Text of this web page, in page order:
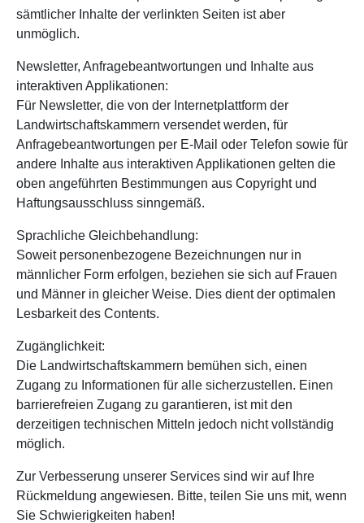
sämtlicher Inhalte der verlinkten Seiten ist aber
unmöglich.
Newsletter, Anfragebeantwortungen und Inhalte aus
interaktiven Applikationen:
Für Newsletter, die von der Internetplattform der
Landwirtschaftskammern versendet werden, für
Anfragebeantwortungen per E-Mail oder Telefon sowie für
andere Inhalte aus interaktiven Applikationen gelten die
oben angeführten Bestimmungen aus Copyright und
Haftungsausschluss sinngemäß.
Sprachliche Gleichbehandlung:
Soweit personenbezogene Bezeichnungen nur in
männlicher Form erfolgen, beziehen sie sich auf Frauen
und Männer in gleicher Weise. Dies dient der optimalen
Lesbarkeit des Contents.
Zugänglichkeit:
Die Landwirtschaftskammern bemühen sich, einen
Zugang zu Informationen für alle sicherzustellen. Einen
barrierefreien Zugang zu garantieren, ist mit den
derzeitigen technischen Mitteln jedoch nicht vollständig
möglich.
Zur Verbesserung unserer Services sind wir auf Ihre
Rückmeldung angewiesen. Bitte, teilen Sie uns mit, wenn
Sie Schwierigkeiten haben!